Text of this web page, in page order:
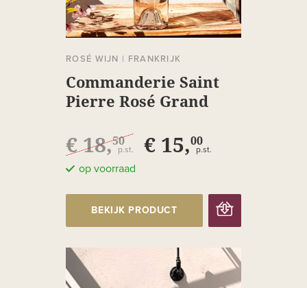
ROSÉ WIJN | FRANKRIJK
Commanderie Saint
Pierre Rosé Grand
€ 18,50
p.st. € 15,00
p.st.
op voorraad
BEKIJK PRODUCT